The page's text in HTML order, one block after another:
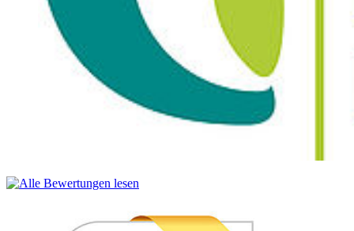
Zeugnis und Urkunde des abgeschlossenen Erststudiums in
amtlich beglaubigter Kopie
oder im Original